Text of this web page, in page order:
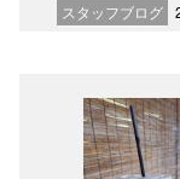
スタッフブログ